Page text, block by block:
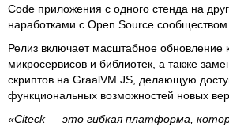
Code приложения с одного стенда на
наработками с Open Source сообществом.
Релиз включает масштабное обновление
микросервисов и библиотек, а также
скриптов на GraalVM JS, делающую
функциональных возможностей новых
«Citeck — это гибкая платформа,